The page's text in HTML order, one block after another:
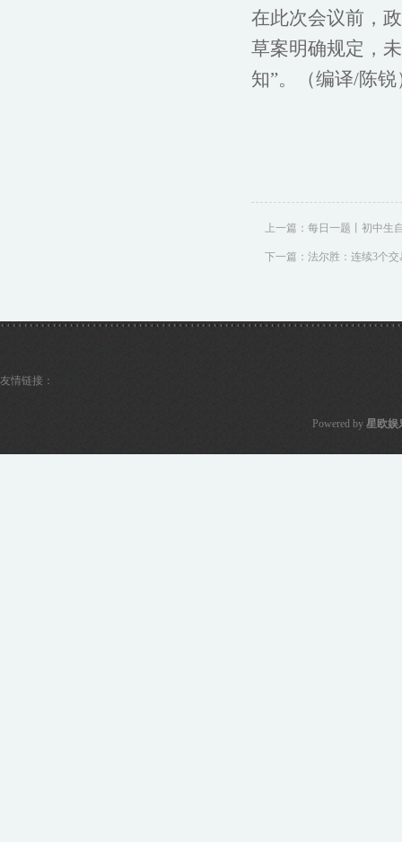
在此次会议前，
草案明确规定，
知”。（编译/陈锐
上一篇： 每日一题丨初中生
下一篇： 法尔胜：连续3个
友情链接：
Powered by 星欧娱